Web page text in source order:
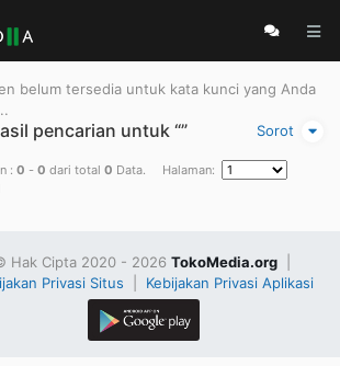
belum tersedia untuk kata kunci yang Anda
Sorot
pencarian untuk “”
: 0 - 0 dari total 0 Data. Halaman:
Hak Cipta 2020 - 2026 TokoMedia.org|
Privasi Situs
Kebijakan Privasi Aplikasi